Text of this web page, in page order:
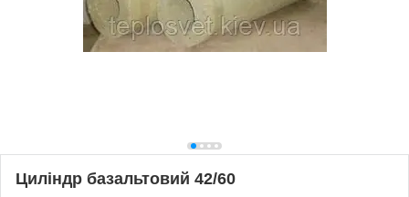
Циліндр базальтовий 42/60